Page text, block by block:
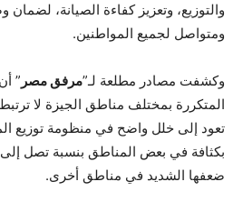
والتوزيع، وتعزيز كفاءة الصيانة،
ومتواصل لجميع المواطنين.
وكشفت مصادر مطلعة لـ”مرفق مصر ”
المتكررة بمختلف مناطق الجيزة لا
تعود إلى خلل واضح في منظومة توزيع
ضعفها الشديد في مناطق أخرى.